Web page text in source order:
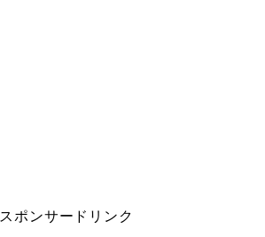
スポンサードリンク